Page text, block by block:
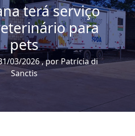
terá serviço
para
pets
03/2026 , por Patrícia di
Sanctis